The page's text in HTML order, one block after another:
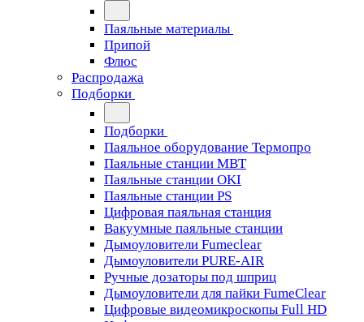
Паяльные материалы
Припой
Флюс
Распродажа
Подборки
Подборки
Паяльное оборудование Термопро
Паяльные станции MBT
Паяльные станции OKI
Паяльные станции PS
Цифровая паяльная станция
Вакуумные паяльные станции
Дымоуловители Fumeclear
Дымоуловители PURE-AIR
Ручные дозаторы под шприц
Дымоуловители для пайки FumeClear
Цифровые видеомикроскопы Full HD